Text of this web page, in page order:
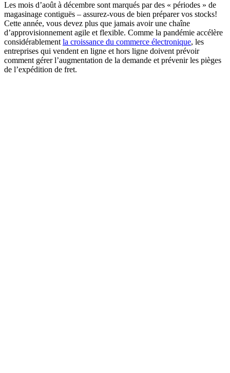
Les mois d’août à décembre sont marqués par des « périodes » de
magasinage contiguës – assurez-vous de bien préparer vos stocks!
Cette année, vous devez plus que jamais avoir une chaîne
d’approvisionnement agile et flexible. Comme la pandémie accélère
considérablement la croissance du commerce électronique, les
entreprises qui vendent en ligne et hors ligne doivent prévoir
comment gérer l’augmentation de la demande et prévenir les pièges
de l’expédition de fret.